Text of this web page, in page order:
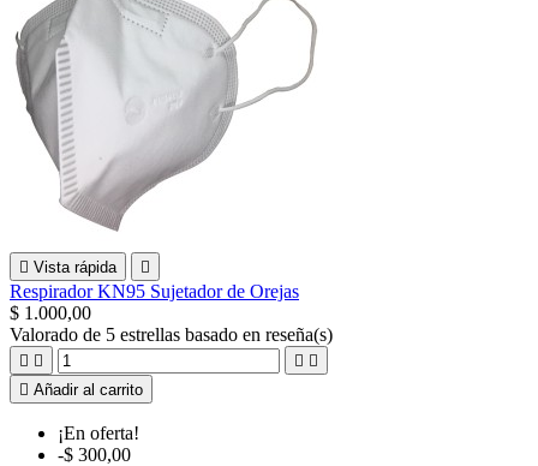
 Vista rápida 
Respirador KN95 Sujetador de Orejas
$ 1.000,00
Valorado de 5 estrellas basado en reseña(s)
   
 Añadir al carrito
¡En oferta!
-$ 300,00